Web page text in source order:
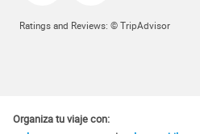
Ratings and Reviews: © TripAdvisor
Organiza tu viaje con: